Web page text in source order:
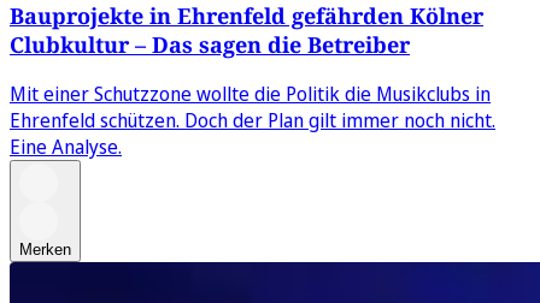
Bauprojekte in Ehrenfeld gefährden Kölner
Clubkultur – Das sagen die Betreiber
Mit einer Schutzzone wollte die Politik die Musikclubs in
Ehrenfeld schützen. Doch der Plan gilt immer noch nicht.
Eine Analyse.
Merken